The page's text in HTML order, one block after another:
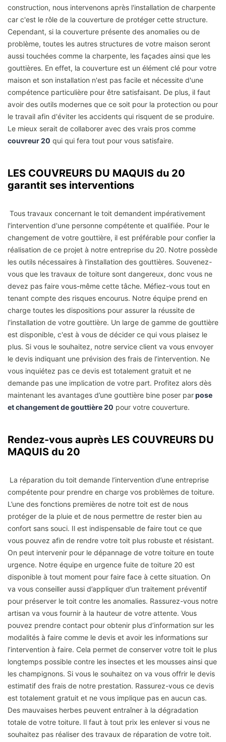
construction, nous intervenons après l'installation de charpente
car c'est le rôle de la couverture de protéger cette structure.
Cependant, si la couverture présente des anomalies ou de
problème, toutes les autres structures de votre maison seront
aussi touchées comme la charpente, les façades ainsi que les
gouttières. En effet, la couverture est un élément clé pour votre
maison et son installation n'est pas facile et nécessite d'une
compétence particulière pour être satisfaisant. De plus, il faut
avoir des outils modernes que ce soit pour la protection ou pour
le travail afin d'éviter les accidents qui risquent de se produire.
Le mieux serait de collaborer avec des vrais pros comme
couvreur 20 qui qui fera tout pour vous satisfaire.
LES COUVREURS DU MAQUIS du 20
garantit ses interventions
Tous travaux concernant le toit demandent impérativement
l'intervention d'une personne compétente et qualifiée. Pour le
changement de votre gouttière, il est préférable pour confier la
réalisation de ce projet à notre entreprise du 20. Notre possède
les outils nécessaires à l'installation des gouttières. Souvenez-
vous que les travaux de toiture sont dangereux, donc vous ne
devez pas faire vous-même cette tâche. Méfiez-vous tout en
tenant compte des risques encourus. Notre équipe prend en
charge toutes les dispositions pour assurer la réussite de
l'installation de votre gouttière. Un large de gamme de gouttière
est disponible, c'est à vous de décider ce qui vous plaisez le
plus. Si vous le souhaitez, notre service client va vous envoyer
le devis indiquant une prévision des frais de l’intervention. Ne
vous inquiétez pas ce devis est totalement gratuit et ne
demande pas une implication de votre part. Profitez alors dès
maintenant les avantages d’une gouttière bine poser parpose
et changement de gouttière 20 pour votre couverture.
Rendez-vous auprès LES COUVREURS DU
MAQUIS du 20
La réparation du toit demande l’intervention d’une entreprise
compétente pour prendre en charge vos problèmes de toiture.
L’une des fonctions premières de notre toit est de nous
protéger de la pluie et de nous permettre de rester bien au
confort sans souci. Il est indispensable de faire tout ce que
vous pouvez afin de rendre votre toit plus robuste et résistant.
On peut intervenir pour le dépannage de votre toiture en toute
urgence. Notre équipe en urgence fuite de toiture 20 est
disponible à tout moment pour faire face à cette situation. On
va vous conseiller aussi d’appliquer d’un traitement préventif
pour préserver le toit contre les anomalies. Rassurez-vous notre
artisan va vous fournir à la hauteur de votre attente. Vous
pouvez prendre contact pour obtenir plus d’information sur les
modalités à faire comme le devis et avoir les informations sur
l’intervention à faire. Cela permet de conserver votre toit le plus
longtemps possible contre les insectes et les mousses ainsi que
les champignons. Si vous le souhaitez on va vous offrir le devis
estimatif des frais de notre prestation. Rassurez-vous ce devis
est totalement gratuit et ne vous implique pas en aucun cas.
Des mauvaises herbes peuvent entraîner à la dégradation
totale de votre toiture. Il faut à tout prix les enlever si vous ne
souhaitez pas réaliser des travaux de réparation de votre toit.